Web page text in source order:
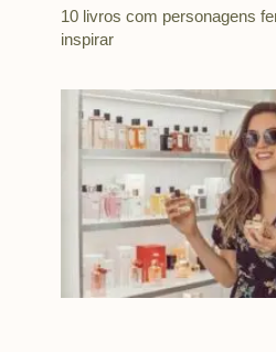
10 livros com personagens
inspirar